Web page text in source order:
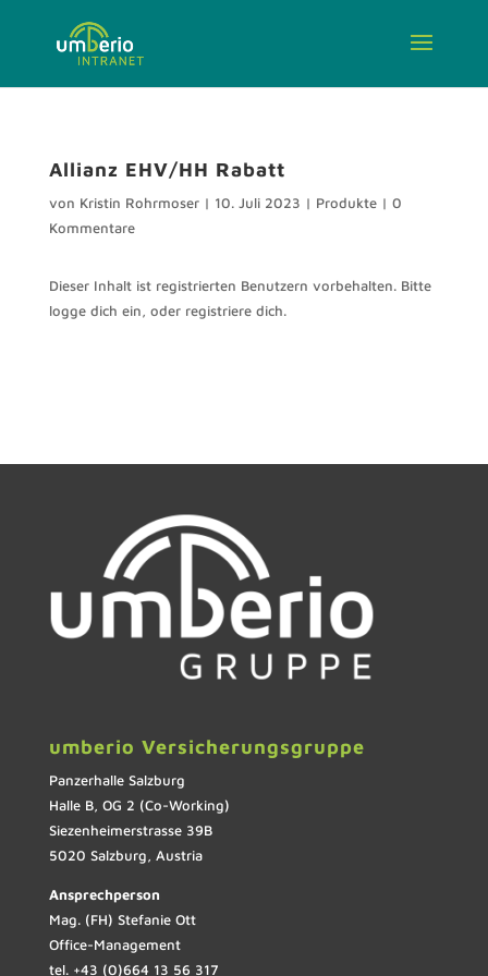
Allianz EHV/HH Rabatt
von Kristin Rohrmoser| 10. Juli 2023 | Produkte| 0
Kommentare
Dieser Inhalt ist registrierten Benutzern vorbehalten. Bitte
logge dich ein, oder registriere dich.
umberio Versicherungsgruppe
Panzerhalle Salzburg
Halle B, OG 2 (Co-Working)
Siezenheimerstrasse 39B
5020 Salzburg, Austria
Ansprechperson
Mag. (FH) Stefanie Ott
Office-Management
tel. +43 (0)664 13 56 317